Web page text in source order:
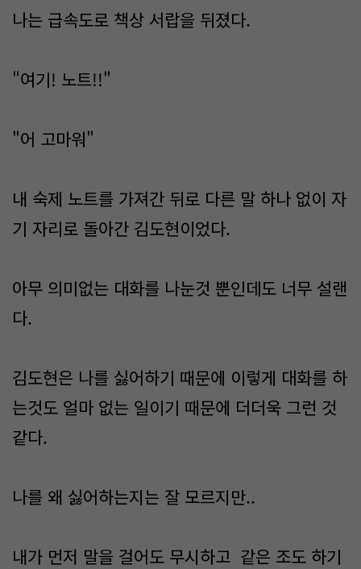
나는 급속도로 책상 서랍을 뒤졌다.
"여기! 노트!!"
"어 고마워"
내 숙제 노트를 가져간 뒤로 다른 말 하나 없이 자
기 자리로 돌아간 김도현이었다.
아무 의미없는 대화를 나눈것 뿐인데도 너무 설랜
다.
김도현은 나를 싫어하기 때문에 이렇게 대화를 하
는것도 얼마 없는 일이기 때문에 더더욱 그런 것
같다.
나를 왜 싫어하는지는 잘 모르지만..
내가 먼저 말을 걸어도 무시하고 같은 조도 하기